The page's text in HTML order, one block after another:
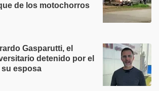
de los motochorros
Gasparutti, el
detenido por el
esposa